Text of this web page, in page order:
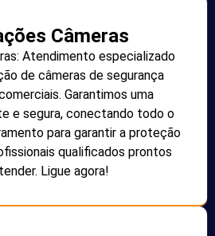
Câmeras
Atendimento especializado
de câmeras de segurança
Garantimos uma
e segura, conectando todo o
para garantir a proteção
qualificados prontos
Ligue agora!